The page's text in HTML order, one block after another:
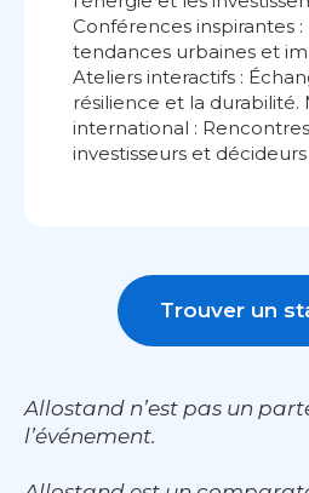
Conférences inspirantes
tendances urbaines et
Ateliers interactifs :
résilience et la durabilité.
international :
investisseurs et
Trouver un
Allostand n’est pas un
l’événement.